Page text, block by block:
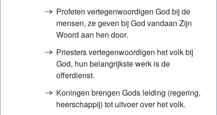
Profeten vertegenwoordigen God bij de
mensen, ze geven bij God vandaan Zijn
Woord aan hen door.
Priesters vertegenwoordigen het volk bij
God, hun belangrijkste werk is de
offerdienst.
Koningen brengen Gods leiding (regering,
heerschappij) tot uitvoer over het volk.